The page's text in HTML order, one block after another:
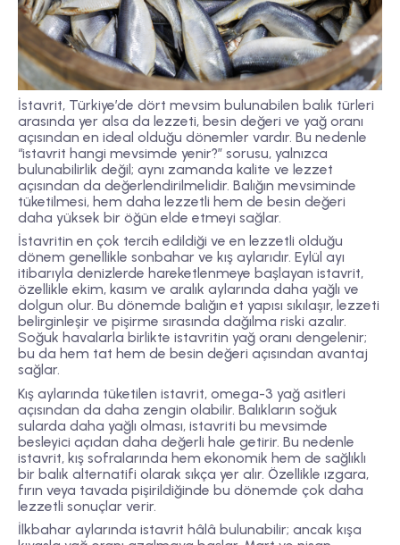
İstavrit, Türkiye’de dört mevsim bulunabilen balık türleri
arasında yer alsa da lezzeti, besin değeri ve yağ oranı
açısından en ideal olduğu dönemler vardır. Bu nedenle
“istavrit hangi mevsimde yenir?” sorusu, yalnızca
bulunabilirlik değil; aynı zamanda kalite ve lezzet
açısından da değerlendirilmelidir. Balığın mevsiminde
tüketilmesi, hem daha lezzetli hem de besin değeri
daha yüksek bir öğün elde etmeyi sağlar.
İstavritin en çok tercih edildiği ve en lezzetli olduğu
dönem genellikle sonbahar ve kış aylarıdır. Eylül ayı
itibarıyla denizlerde hareketlenmeye başlayan istavrit,
özellikle ekim, kasım ve aralık aylarında daha yağlı ve
dolgun olur. Bu dönemde balığın et yapısı sıkılaşır, lezzeti
belirginleşir ve pişirme sırasında dağılma riski azalır.
Soğuk havalarla birlikte istavritin yağ oranı dengelenir;
bu da hem tat hem de besin değeri açısından avantaj
sağlar.
Kış aylarında tüketilen istavrit, omega-3 yağ asitleri
açısından da daha zengin olabilir. Balıkların soğuk
sularda daha yağlı olması, istavriti bu mevsimde
besleyici açıdan daha değerli hale getirir. Bu nedenle
istavrit, kış sofralarında hem ekonomik hem de sağlıklı
bir balık alternatifi olarak sıkça yer alır. Özellikle ızgara,
fırın veya tavada pişirildiğinde bu dönemde çok daha
lezzetli sonuçlar verir.
İlkbahar aylarında istavrit hâlâ bulunabilir; ancak kışa